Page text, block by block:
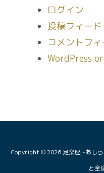
ログイン
投稿フィード
コメントフィ
Copyright © 2026 足楽座 -あし
と全